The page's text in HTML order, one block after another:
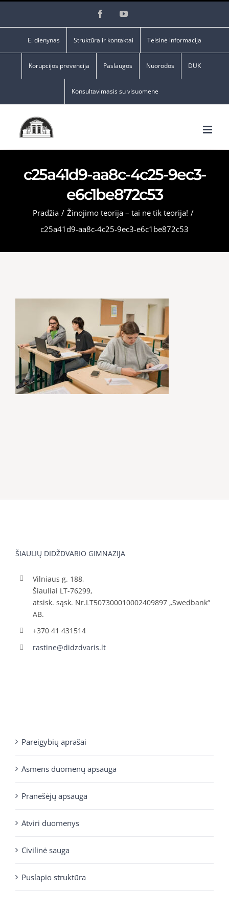
FacebookYouTube
E. dienynas Struktūra ir kontaktai Teisinė informacija
Korupcijos prevencija Paslaugos Nuorodos DUK
Konsultavimasis su visuomene
c25a41d9-aa8c-4c25-9ec3-
e6c1be872c53
Pradžia / Žinojimo teorija – tai ne tik teorija! /
c25a41d9-aa8c-4c25-9ec3-e6c1be872c53
ŠIAULIŲ DIDŽDVARIO GIMNAZIJA
Vilniaus g. 188,
Šiauliai LT-76299,
atsisk. sąsk. Nr.LT507300010002409897 „Swedbank“
AB.
+370 41 431514
rastine@didzdvaris.lt
Pareigybių aprašai
Asmens duomenų apsauga
Pranešėjų apsauga
Atviri duomenys
Civilinė sauga
Puslapio struktūra